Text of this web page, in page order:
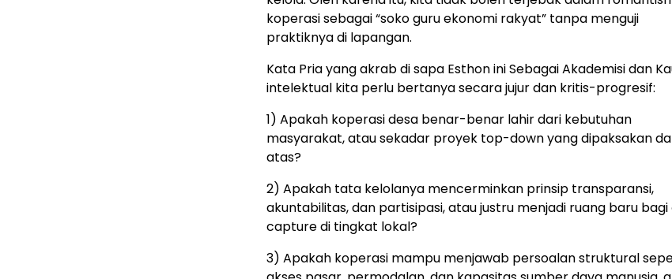
koperasi sebagai “soko guru ekonomi rakyat” tanpa menguji
praktiknya di lapangan.
Kata Pria yang akrab di sapa Esthon ini Sebagai Akademisi dan
intelektual kita perlu bertanya secara jujur dan kritis-progresif:
1) Apakah koperasi desa benar-benar lahir dari kebutuhan
masyarakat, atau sekadar proyek top-down yang dipaksakan
atas?
2) Apakah tata kelolanya mencerminkan prinsip transparansi,
akuntabilitas, dan partisipasi, atau justru menjadi ruang baru
capture di tingkat lokal?
3) Apakah koperasi mampu menjawab persoalan struktural